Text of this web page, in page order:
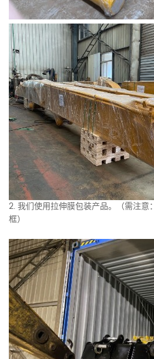
2. 我们使用拉伸膜包装产品。（需注
框）